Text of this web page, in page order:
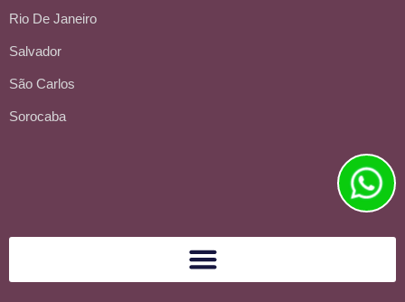
Rio De Janeiro
Salvador
São Carlos
Sorocaba